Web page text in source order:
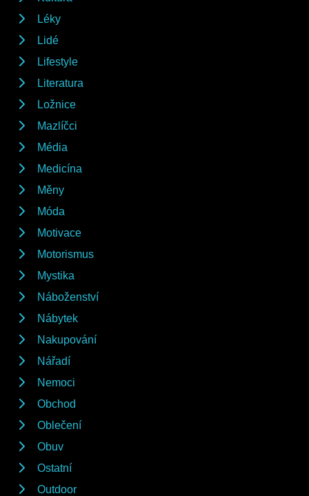
Léky
Lidé
Lifestyle
Literatura
Ložnice
Mazlíčci
Média
Medicína
Měny
Móda
Motivace
Motorismus
Mystika
Náboženství
Nábytek
Nakupování
Nářadí
Nemoci
Obchod
Oblečení
Obuv
Ostatní
Outdoor